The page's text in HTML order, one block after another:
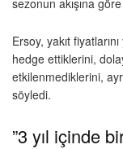
Ersoy, yakıt
hedge ettiklerini,
etkilenmediklerini,
söyledi.
”3 yıl içinde